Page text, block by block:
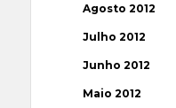
Agosto 2012
Julho 2012
Junho 2012
Maio 2012